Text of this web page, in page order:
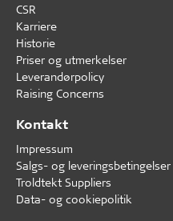
CSR
Karriere
Historie
Priser og utmerkelser
Leverandørpolicy
Raising Concerns
Kontakt
Impressum
Salgs- og leveringsbetingelser
Troldtekt Suppliers
Data- og cookiepolitik